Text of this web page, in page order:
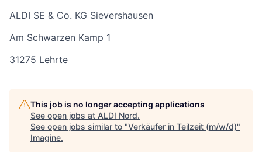
ALDI SE & Co. KG Sievershausen
Am Schwarzen Kamp 1
31275 Lehrte
This job is no longer accepting applications
See open jobs at ALDI Nord.
See open jobs similar to "Verkäufer in Teilzeit (m/w/d)"
Imagine.